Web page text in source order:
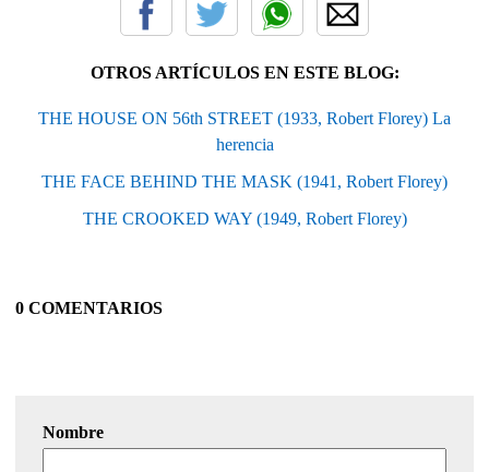
OTROS ARTÍCULOS EN ESTE BLOG:
THE HOUSE ON 56th STREET (1933, Robert Florey) La
herencia
THE FACE BEHIND THE MASK (1941, Robert Florey)
THE CROOKED WAY (1949, Robert Florey)
0 COMENTARIOS
Nombre